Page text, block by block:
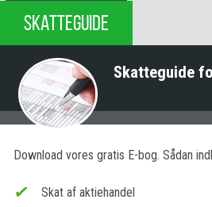
SKATTEGUIDE
Skatteguide
Download vores gratis E-bog. Sådan
Skat af aktiehandel